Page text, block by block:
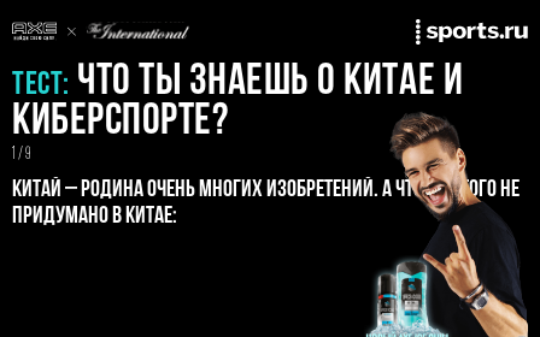
Тест: что ты знаешь о китае и
киберспорте?
1 / 9
Китай – родина очень многих изобретений. А что из этого не
придумано в Китае: